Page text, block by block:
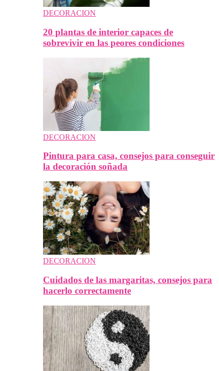
DECORACION
20 plantas de interior capaces de
sobrevivir en las peores condiciones
DECORACION
Pintura para casa, consejos para conseguir
la decoración soñada
DECORACION
Cuidados de las margaritas, consejos para
hacerlo correctamente